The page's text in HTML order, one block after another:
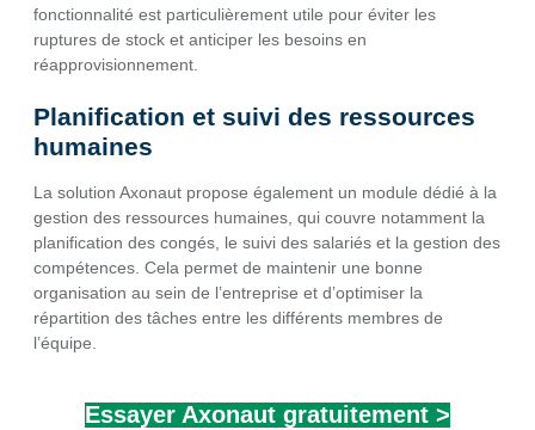
fonctionnalité est particulièrement utile pour éviter les
ruptures de stock et anticiper les besoins en
réapprovisionnement.
Planification et suivi des ressources
humaines
La solution Axonaut propose également un module dédié à la
gestion des ressources humaines, qui couvre notamment la
planification des congés, le suivi des salariés et la gestion des
compétences. Cela permet de maintenir une bonne
organisation au sein de l’entreprise et d’optimiser la
répartition des tâches entre les différents membres de
l’équipe.
Essayer Axonaut gratuitement >